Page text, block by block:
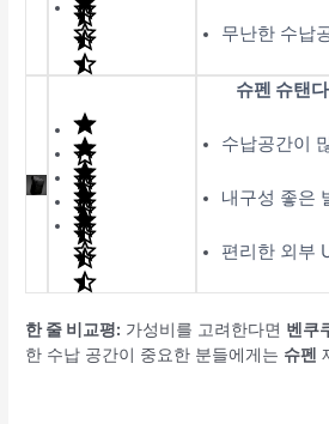
무난한 수납
슈펜 슈탠
수납공간이
내구성 좋은
편리한 외부
한 줄 비교평: 가성비를 고려한다면 벤쿠
한 수납 공간이 중요한 분들에게는 슈펜